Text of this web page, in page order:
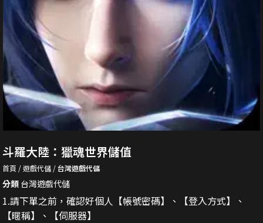
斗羅大陸：獵魂世界儲值
首頁 遊戲代儲 台灣遊戲代儲
分類 台灣遊戲代儲
1.請下單之前，確認好個人【帳號密碼】、【登入方式】、
【暱稱】、【伺服器】